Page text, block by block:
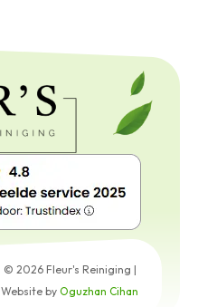
© 2026 Fleur's Reiniging |
Website by Oguzhan Cihan